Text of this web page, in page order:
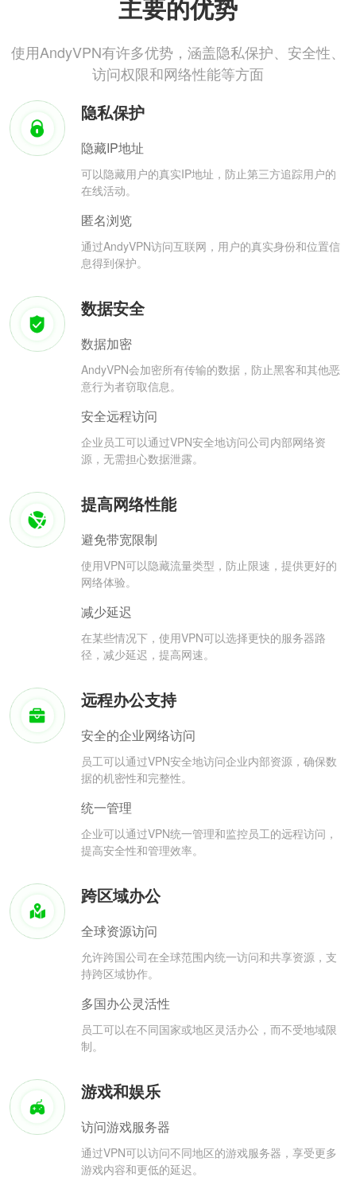
主要的优势
使用AndyVPN有许多优势，涵盖隐私保护、安全性、
访问权限和网络性能等方面
隐私保护
隐藏IP地址
可以隐藏用户的真实IP地址，防止第三方追踪用户的
在线活动。
匿名浏览
通过AndyVPN访问互联网，用户的真实身份和位置信
息得到保护。
数据安全
数据加密
AndyVPN会加密所有传输的数据，防止黑客和其他恶
意行为者窃取信息。
安全远程访问
企业员工可以通过VPN安全地访问公司内部网络资
源，无需担心数据泄露。
提高网络性能
避免带宽限制
使用VPN可以隐藏流量类型，防止限速，提供更好的
网络体验。
减少延迟
在某些情况下，使用VPN可以选择更快的服务器路
径，减少延迟，提高网速。
远程办公支持
安全的企业网络访问
员工可以通过VPN安全地访问企业内部资源，确保数
据的机密性和完整性。
统一管理
企业可以通过VPN统一管理和监控员工的远程访问，
提高安全性和管理效率。
跨区域办公
全球资源访问
允许跨国公司在全球范围内统一访问和共享资源，支
持跨区域协作。
多国办公灵活性
员工可以在不同国家或地区灵活办公，而不受地域限
制。
游戏和娱乐
访问游戏服务器
通过VPN可以访问不同地区的游戏服务器，享受更多
游戏内容和更低的延迟。